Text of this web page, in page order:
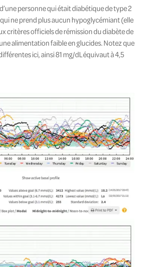
personne qui était diabétique de type 2
qui ne prend plus aucun hypoglycémiant (elle
critères officiels de rémission du diabète de
alimentation faible en glucides. Notez que
ici, ainsi 81 mg/dL équivaut à 4,5